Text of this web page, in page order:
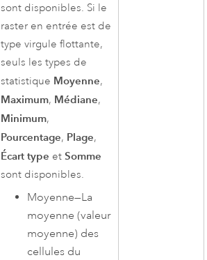
sont disponibles. Si le
raster en entrée est de
type virgule flottante,
seuls les types de
statistique Moyenne,
Maximum, Médiane,
Minimum,
Pourcentage, Plage,
Écart type et Somme
sont disponibles.
Moyenne—La
moyenne (valeur
moyenne) des
cellules du